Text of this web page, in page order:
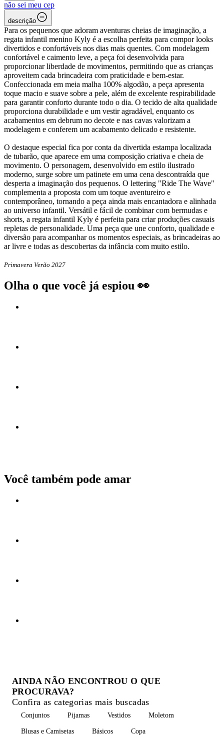
não sei meu cep
descrição
Para os pequenos que adoram aventuras cheias de imaginação, a
regata infantil menino Kyly é a escolha perfeita para compor looks
divertidos e confortáveis nos dias mais quentes. Com modelagem
confortável e caimento leve, a peça foi desenvolvida para
proporcionar liberdade de movimentos, permitindo que as crianças
aproveitem cada brincadeira com praticidade e bem-estar.
Confeccionada em meia malha 100% algodão, a peça apresenta
toque macio e suave sobre a pele, além de excelente respirabilidade
para garantir conforto durante todo o dia. O tecido de alta qualidade
proporciona durabilidade e um vestir agradável, enquanto os
acabamentos em debrum no decote e nas cavas valorizam a
modelagem e conferem um acabamento delicado e resistente.
O destaque especial fica por conta da divertida estampa localizada
de tubarão, que aparece em uma composição criativa e cheia de
movimento. O personagem, desenvolvido em estilo ilustrado
moderno, surge sobre um patinete em uma cena descontraída que
desperta a imaginação dos pequenos. O lettering "Ride The Wave"
complementa a proposta com um toque aventureiro e
contemporâneo, tornando a peça ainda mais encantadora e alinhada
ao universo infantil. Versátil e fácil de combinar com bermudas e
shorts, a regata infantil Kyly é perfeita para criar produções casuais
repletas de personalidade. Uma peça que une conforto, qualidade e
diversão para acompanhar os momentos especiais, as brincadeiras ao
ar livre e todas as descobertas da infância com muito estilo.
Primavera Verão 2027
Olha o que você já espiou 👀
Você também pode amar
AINDA NÃO ENCONTROU O QUE
PROCURAVA?
Confira as categorias mais buscadas
Conjuntos Pijamas Vestidos Moletom
Blusas e Camisetas Básicos Copa